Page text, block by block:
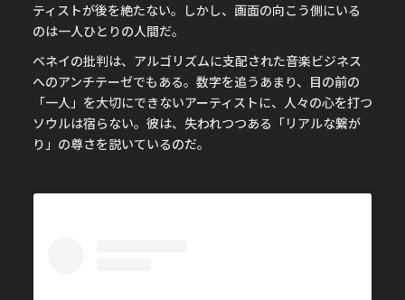
ティストが後を絶たない。しかし、画面の向こう側にいる
のは一人ひとりの人間だ。
ベネイの批判は、アルゴリズムに支配された音楽ビジネス
へのアンチテーゼでもある。数字を追うあまり、目の前の
「一人」を大切にできないアーティストに、人々の心を打つ
ソウルは宿らない。彼は、失われつつある「リアルな繋が
り」の尊さを説いているのだ。